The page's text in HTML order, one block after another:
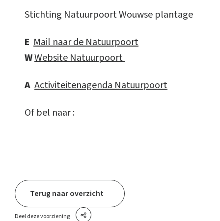
Stichting Natuurpoort Wouwse plantage
E Mail naar de Natuurpoort
WWebsite Natuurpoort
A Activiteitenagenda Natuurpoort
Of bel naar :
Terug naar overzicht
Deel deze voorziening